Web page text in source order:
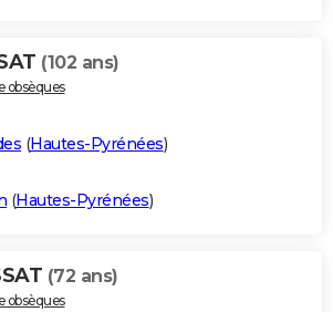
(102 ans)
obsèques
(Hautes-Pyrénées)
(Hautes-Pyrénées)
(72 ans)
obsèques